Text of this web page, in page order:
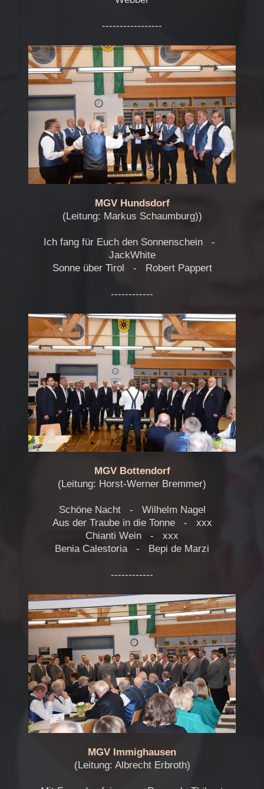
-----------------
MGV Hundsdorf
(Leitung: Markus Schaumburg))
Ich fang für Euch den Sonnenschein -
JackWhite
Sonne über Tirol - Robert Pappert
------------
MGV Bottendorf
(Leitung: Horst-Werner Bremmer)
Schöne Nacht - Wilhelm Nagel
Aus der Traube in die Tonne - xxx
Chianti Wein - xxx
Benia Calestoria - Bepi de Marzi
------------
MGV Immighausen
(Leitung: Albrecht Erbroth)